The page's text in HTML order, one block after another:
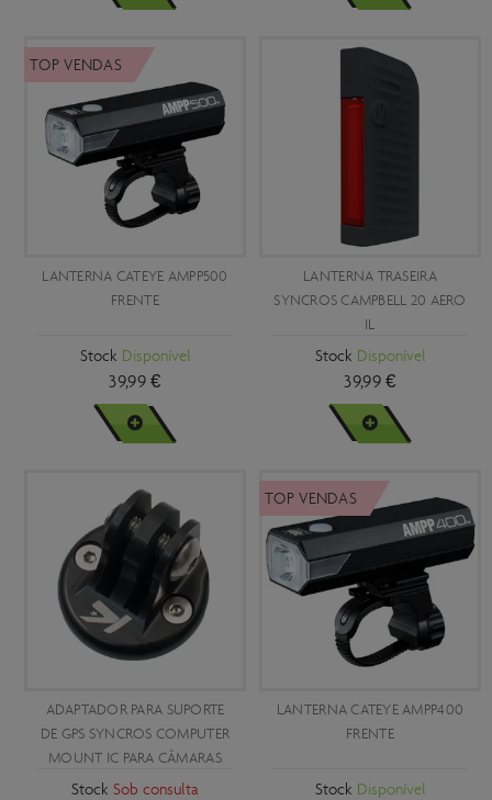
TOP VENDAS
LANTERNA CATEYE AMPP500
FRENTE
Stock Disponível
39,99 €
VER MAIS
LANTERNA TRASEIRA
SYNCROS CAMPBELL 20 AERO
IL
Stock Disponível
39,99 €
VER MAIS
ADAPTADOR PARA SUPORTE
DE GPS SYNCROS COMPUTER
MOUNT IC PARA CÂMARAS
GOPRO
Stock Sob consulta
TOP VENDAS
LANTERNA CATEYE AMPP400
FRENTE
Stock Disponível